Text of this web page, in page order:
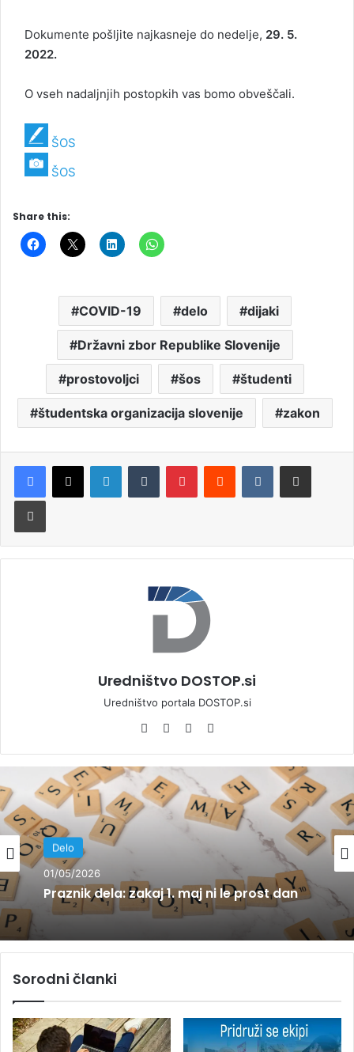
Dokumente pošljite najkasneje do nedelje, 29. 5.
2022.
O vseh nadaljnjih postopkih vas bomo obveščali.
ŠOS
ŠOS
Share this:
COVID-19 delo dijaki
Državni zbor Republike Slovenije
prostovoljci šos študenti
študentska organizacija slovenije zakon
Uredništvo DOSTOP.si
Uredništvo portala DOSTOP.si
We
te
Fa
bo
ok
Yo
ub
e
ra
m
Delo
01/05/2026
Praznik dela: zakaj 1. maj ni le prost dan
Delo
01/05/2026
Sindikat Mladi Plus poziva k boljšim
pogojem za mlade na trgu dela
Sorodni članki